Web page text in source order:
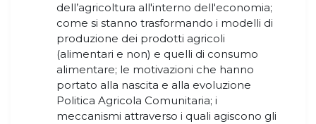
dell’agricoltura all'interno dell'economia;
come si stanno trasformando i modelli di
produzione dei prodotti agricoli
(alimentari e non) e quelli di consumo
alimentare; le motivazioni che hanno
portato alla nascita e alla evoluzione
Politica Agricola Comunitaria; i
meccanismi attraverso i quali agiscono gli